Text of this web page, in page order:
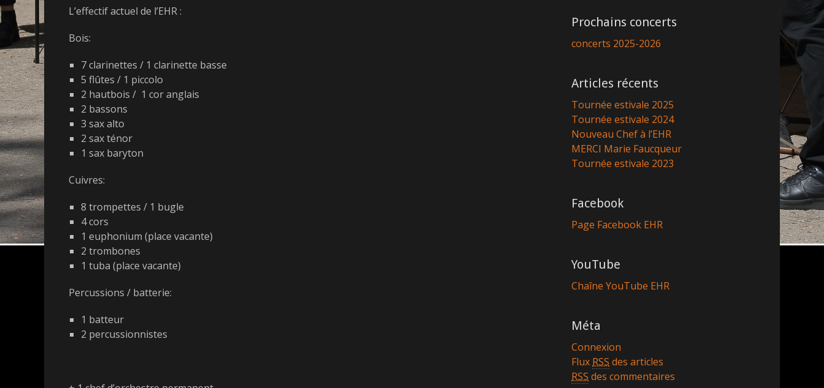
L’effectif actuel de l’EHR :
Bois:
7 clarinettes / 1 clarinette basse
5 flûtes / 1 piccolo
2 hautbois / 1 cor anglais
2 bassons
3 sax alto
2 sax ténor
1 sax baryton
Cuivres:
8 trompettes / 1 bugle
4 cors
1 euphonium (place vacante)
2 trombones
1 tuba (place vacante)
Percussions / batterie:
1 batteur
2 percussionnistes
Prochains concerts
concerts 2025-2026
Articles récents
Tournée estivale 2025
Tournée estivale 2024
Nouveau Chef à l’EHR
MERCI Marie Faucqueur
Tournée estivale 2023
Facebook
Page Facebook EHR
YouTube
Chaîne YouTube EHR
Méta
Connexion
Flux RSS des articles
RSS des commentaires